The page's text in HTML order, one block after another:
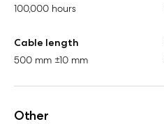
100,000 hours
Cable length
500 mm ±10 mm
Other